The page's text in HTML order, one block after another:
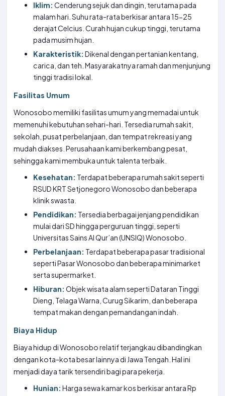
Iklim: Cenderung sejuk dan dingin, terutama pada
malam hari. Suhu rata-rata berkisar antara 15-25
derajat Celcius. Curah hujan cukup tinggi, terutama
pada musim hujan.
Karakteristik: Dikenal dengan pertanian kentang,
carica, dan teh. Masyarakatnya ramah dan menjunjung
tinggi tradisi lokal.
Fasilitas Umum
Wonosobo memiliki fasilitas umum yang memadai untuk
memenuhi kebutuhan sehari-hari. Tersedia rumah sakit,
sekolah, pusat perbelanjaan, dan tempat rekreasi yang
mudah diakses. Perusahaan kami berkembang pesat,
sehingga kami membuka untuk talenta terbaik.
Kesehatan: Terdapat beberapa rumah sakit seperti
RSUD KRT Setjonegoro Wonosobo dan beberapa
klinik swasta.
Pendidikan: Tersedia berbagai jenjang pendidikan
mulai dari SD hingga perguruan tinggi, seperti
Universitas Sains Al Qur’an (UNSIQ) Wonosobo.
Perbelanjaan: Terdapat beberapa pasar tradisional
seperti Pasar Wonosobo dan beberapa minimarket
serta supermarket.
Hiburan: Objek wisata alam seperti Dataran Tinggi
Dieng, Telaga Warna, Curug Sikarim, dan beberapa
tempat makan dengan pemandangan indah.
Biaya Hidup
Biaya hidup di Wonosobo relatif terjangkau dibandingkan
dengan kota-kota besar lainnya di Jawa Tengah. Hal ini
menjadi daya tarik tersendiri bagi para pekerja.
Hunian: Harga sewa kamar kos berkisar antara Rp